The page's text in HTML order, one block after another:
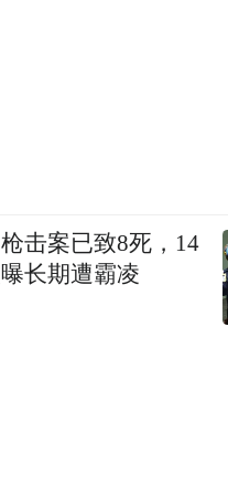
击案已致8死，14
长期遭霸凌